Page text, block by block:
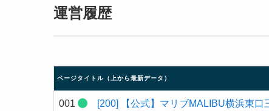
運営履歴
ページタイトル（上から最新データ）
001 [200] 【公式】マリブMALIBU横浜東